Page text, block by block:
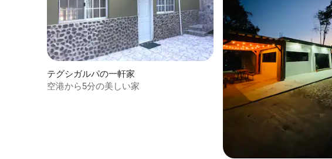
テグシガルパの一軒家
空港から5分の美しい家